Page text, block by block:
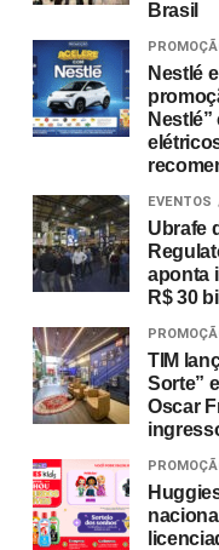
Brasil
Nestlé
EVENTOS
Ubrafe
aponta
R$ 30
TIM
Sorte”
Oscar